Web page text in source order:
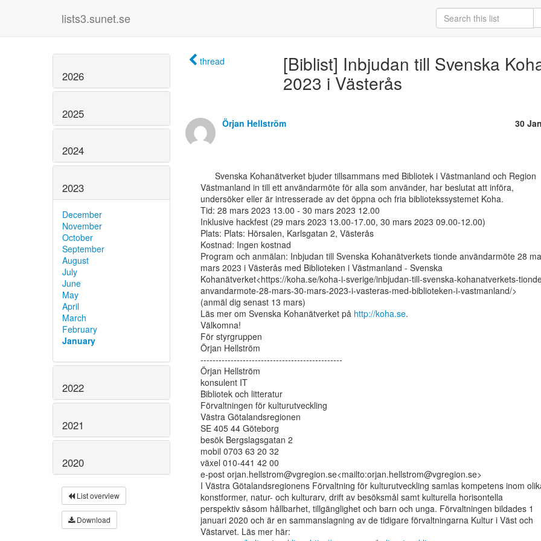
lists3.sunet.se
2026
2025
2024
2023
December
November
October
September
August
July
June
May
April
March
February
January
2022
2021
2020
List overview
Download
thread
[Biblist] Inbjudan till Svenska
2023 i Västerås
Örjan Hellström 30
Västmanland in till ett användarmöte för alla som använder, har beslutat att införa,
undersöker eller är intresserade av det öppna och fria bibliotekssystemet Koha.
Tid: 28 mars 2023 13.00 - 30 mars 2023 12.00
Inklusive hackfest (29 mars 2023 13.00-17.00, 30 mars 2023 09.00-12.00)
Plats: Plats: Hörsalen, Karlsgatan 2, Västerås
Kostnad: Ingen kostnad
Program och anmälan: Inbjudan till Svenska Kohanätverkets tionde användarmöte 28
mars 2023 i Västerås med Biblioteken i Västmanland - Svenska
Kohanätverket<https://koha.se/koha-i-sverige/inbjudan-till-svenska-kohanatverkets-
anvandarmote-28-mars-30-mars-2023-i-vasteras-med-biblioteken-i-vastmanland/>
(anmäl dig senast 13 mars)
Läs mer om Svenska Kohanätverket på http://koha.se.
Välkomna!
För styrgruppen
Örjan Hellström
-----------------------------------------------
Örjan Hellström
konsulent IT
Bibliotek och litteratur
Förvaltningen för kulturutveckling
Västra Götalandsregionen
SE 405 44 Göteborg
besök Bergslagsgatan 2
mobil 0703 63 20 32
växel 010-441 42 00
e-post orjan.hellstrom@vgregion.se<mailto:orjan.hellstrom@vgregion.se>
I Västra Götalandsregionens Förvaltning för kulturutveckling samlas kompetens inom
konstformer, natur- och kulturarv, drift av besöksmål samt kulturella horisontella
perspektiv såsom hållbarhet, tillgänglighet och barn och unga. Förvaltningen bildades 1
januari 2020 och är en sammanslagning av de tidigare förvaltningarna Kultur i Väst och